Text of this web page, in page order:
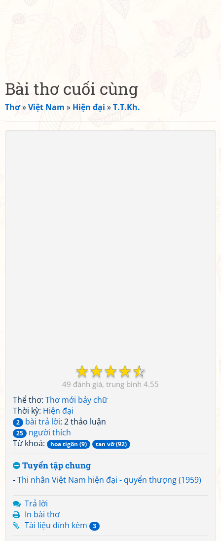
Bài thơ cuối cùng
Thơ»Việt Nam » Hiện đại »T.T.Kh.
☆
☆
☆
☆
☆
49 4.55
Thể thơ: Thơ mới bảy chữ
Thời kỳ: Hiện đại
2 bài trả lời: 2 thảo luận
25
người thích
Từ khoá:
hoa tigôn (9) tan vỡ (92)
Tuyển tập chung
-Thi nhân Việt Nam hiện đại - quyển thượng (1959)
Trả lời
In bài thơ
Tài liệu đính kèm
3